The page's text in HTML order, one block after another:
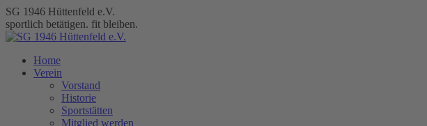
Zum
Inhalt
springen
SG 1946 Hüttenfeld e.V.
sportlich betätigen. fit bleiben.
Home
Verein
Vorstand
Historie
Sportstätten
Mitglied werden